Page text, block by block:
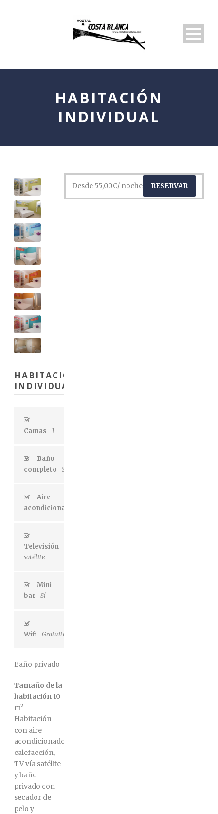
English
HABITACIÓN
INDIVIDUAL
Desde 55,00€/ noche RESERVAR
HABITACIÓN
INDIVIDUAL
Camas 1
Baño
completo
Si
Aire
acondicionado
Televisión Vía
satélite
Mini
bar
Sí
Wifi Gratuito
Baño privado
Tamaño de la
habitación 10
m²
Habitación
con aire
acondicionado,
calefacción,
TV vía satélite
y baño
privado con
secador de
pelo y